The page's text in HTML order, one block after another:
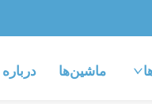
ماشین‌ها درباره